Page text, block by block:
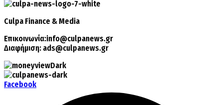
Culpa Finance & Media
Επικοινωνία:info@culpanews.gr
Διαφήμιση: ads@culpanews.gr
Facebook